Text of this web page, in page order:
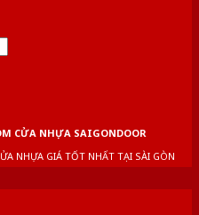
CỬA NHỰA SAIGONDOOR
NHỰA GIÁ TỐT NHẤT TẠI SÀI GÒN